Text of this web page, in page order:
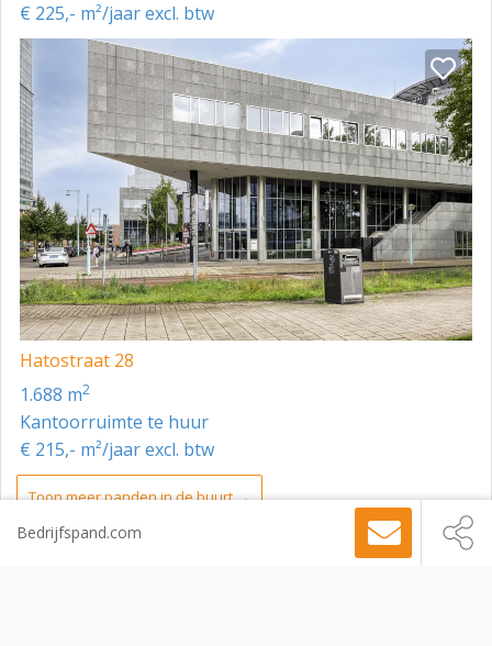
€ 225,- m²/jaar excl. btw
Hatostraat 28
1.688 m2
Kantoorruimte te huur
€ 215,- m²/jaar excl. btw
Toon meer panden in de buurt →
Bedrijfspand.com